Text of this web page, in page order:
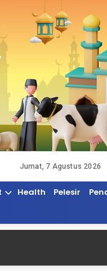
Jumat, 7 Agustus 2026
Health Pelesir